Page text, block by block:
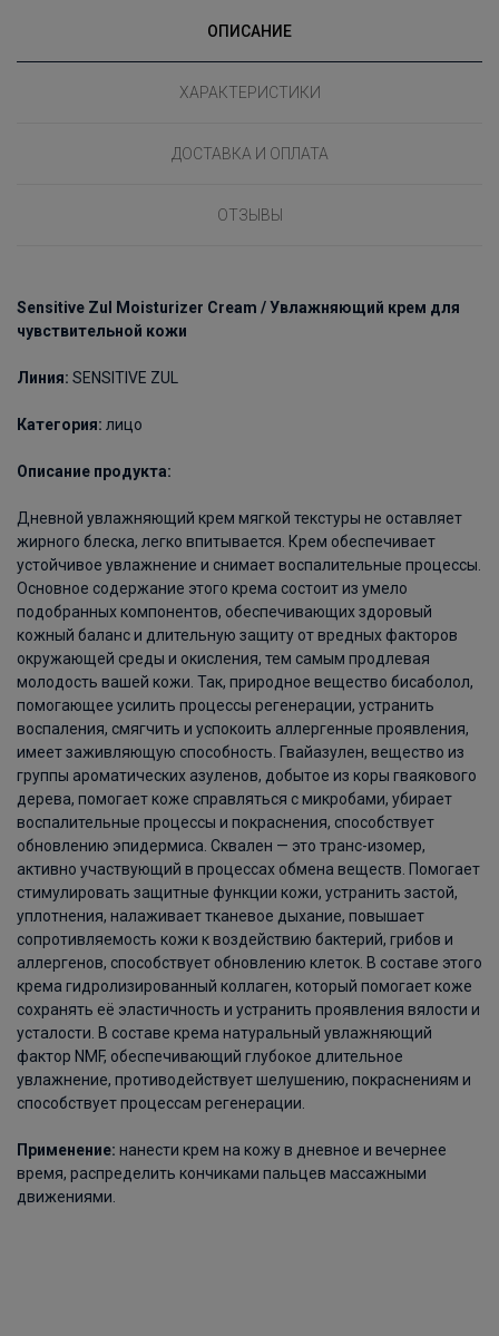
ОПИСАНИЕ
ХАРАКТЕРИСТИКИ
ДОСТАВКА И ОПЛАТА
ОТЗЫВЫ
Sensitive Zul Moisturizer Cream / Увлажняющий крем для
чувствительной кожи
Линия: SENSITIVE ZUL
Категория: лицо
Описание продукта:
Дневной увлажняющий крем мягкой текстуры не оставляет
жирного блеска, легко впитывается. Крем обеспечивает
устойчивое увлажнение и снимает воспалительные процессы.
Основное содержание этого крема состоит из умело
подобранных компонентов, обеспечивающих здоровый
кожный баланс и длительную защиту от вредных факторов
окружающей среды и окисления, тем самым продлевая
молодость вашей кожи. Так, природное вещество бисаболол,
помогающее усилить процессы регенерации, устранить
воспаления, смягчить и успокоить аллергенные проявления,
имеет заживляющую способность. Гвайазулен, вещество из
группы ароматических азуленов, добытое из коры гваякового
дерева, помогает коже справляться с микробами, убирает
воспалительные процессы и покраснения, способствует
обновлению эпидермиса. Сквален — это транс-изомер,
активно участвующий в процессах обмена веществ. Помогает
стимулировать защитные функции кожи, устранить застой,
уплотнения, налаживает тканевое дыхание, повышает
сопротивляемость кожи к воздействию бактерий, грибов и
аллергенов, способствует обновлению клеток. В составе этого
крема гидролизированный коллаген, который помогает коже
сохранять её эластичность и устранить проявления вялости и
усталости. В составе крема натуральный увлажняющий
фактор NMF, обеспечивающий глубокое длительное
увлажнение, противодействует шелушению, покраснениям и
способствует процессам регенерации.
Применение: нанести крем на кожу в дневное и вечернее
время, распределить кончиками пальцев массажными
движениями.